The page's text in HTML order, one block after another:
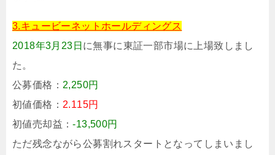
3.キュービーネットホールディングス
2018年3月23日 に無事に東証一部市場に上場致しまし
た。
公募価格： 2,250円
初値価格： 2.115円
初値売却益：-13,500円
ただ残念ながら公募割れスタートとなってしまいまし